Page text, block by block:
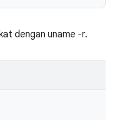
dengan uname -r.